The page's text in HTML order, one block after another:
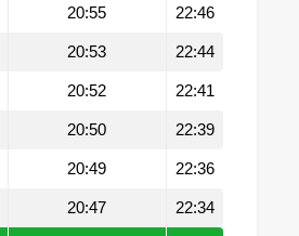
20:55 22:46
20:53 22:44
20:52 22:41
20:50 22:39
20:49 22:36
20:47 22:34